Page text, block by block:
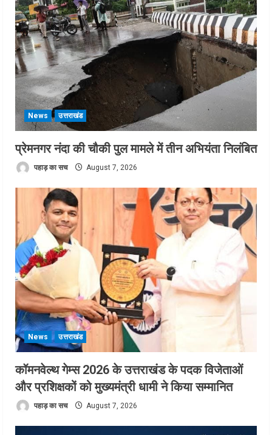
News उत्तराखंड
प्रेमनगर नंदा की चौकी पुल मामले में तीन अभियंता निलंबित
पहाड़ का सच August 7, 2026
News उत्तराखंड
कॉमनवेल्थ गेम्स 2026 के उत्तराखंड के पदक विजेताओं
और प्रशिक्षकों को मुख्यमंत्री धामी ने किया सम्मानित
पहाड़ का सच August 7, 2026